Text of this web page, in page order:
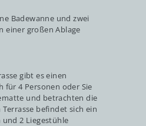
Badewanne und zwei
einer großen Ablage
gibt es einen
für 4 Personen oder Sie
und betrachten die
befindet sich ein
und 2 Liegestühle